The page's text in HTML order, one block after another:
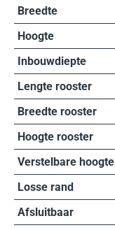
Breedte
Hoogte
Inbouwdiepte
Lengte rooster
Breedte rooster
Hoogte rooster
Verstelbare hoogte
Losse rand
Afsluitbaar